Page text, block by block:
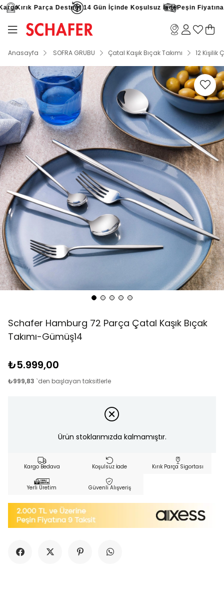
Kırık Parça Desteği 14 Gün İçinde Koşulsuz İadePeşin Fiyatına 9
Anasayfa SOFRA GRUBU Çatal Kaşık Bıçak Takımı 12 Kişilik
Schafer Hamburg 72 Parça Çatal Kaşık Bıçak
Takımı-Gümüş14
₺5.999,00
₺999,83 `den başlayan taksitlerle
Ürün stoklarımızda kalmamıştır.
Kargo Bedava Koşulsuz İade Kırık Parça Sigortası
Yerli Üretim Güvenli Alışveriş